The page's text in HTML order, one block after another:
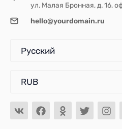
ул. Малая Бронная, д. 16,
hello@yourdomain.ru